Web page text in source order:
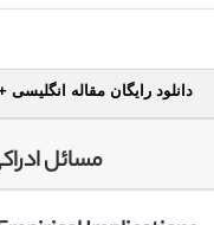
دانلود رایگان مقاله
مسائل